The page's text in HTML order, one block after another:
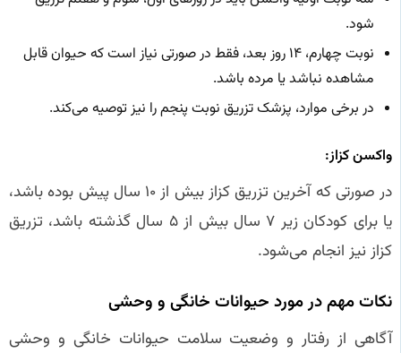
شود.
نوبت چهارم، ۱۴ روز بعد، فقط در صورتی نیاز است که حیوان قابل
مشاهده نباشد یا مرده باشد.
در برخی موارد، پزشک تزریق نوبت پنجم را نیز توصیه می‌کند.
واکسن کزاز:
در صورتی که آخرین تزریق کزاز بیش از ۱۰ سال پیش بوده باشد،
یا برای کودکان زیر ۷ سال بیش از ۵ سال گذشته باشد، تزریق
کزاز نیز انجام می‌شود.
نکات مهم در مورد حیوانات خانگی و وحشی
آگاهی از رفتار و وضعیت سلامت حیوانات خانگی و وحشی